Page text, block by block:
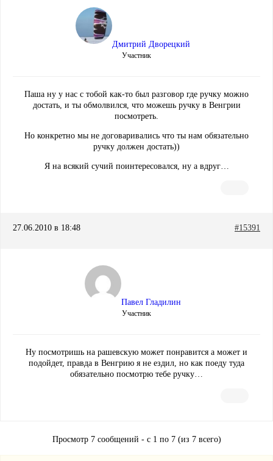
Дмитрий Дворецкий
Участник
Паша ну у нас с тобой как-то был разговор где ручку можно
достать, и ты обмолвился, что можешь ручку в Венгрии
посмотреть.
Но конкретно мы не договаривались что ты нам обязательно
ручку должен достать))
Я на всякий сучий поинтересовался, ну а вдруг…
27.06.2010 в 18:48 #15391
Павел Гладилин
Участник
Ну посмотришь на рашевскую может понравится а может и
подойдет, правда в Венгрию я не ездил, но как поеду туда
обязательно посмотрю тебе ручку…
Просмотр 7 сообщений - с 1 по 7 (из 7 всего)